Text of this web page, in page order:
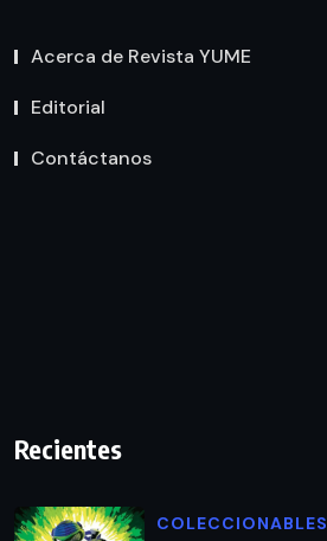
Acerca de Revista YUME
Editorial
Contáctanos
Recientes
COLECCIONABLES